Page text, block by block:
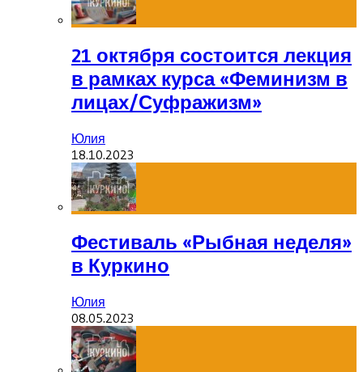
21 октября состоится лекция
в рамках курса «Феминизм в
лицах/Суфражизм»
Юлия
18.10.2023
Фестиваль «Рыбная неделя»
в Куркино
Юлия
08.05.2023